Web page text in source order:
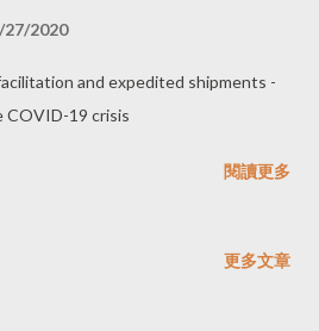
27/2020
and expedited shipments -
COVID-19 crisis
閱讀更多
更多文章